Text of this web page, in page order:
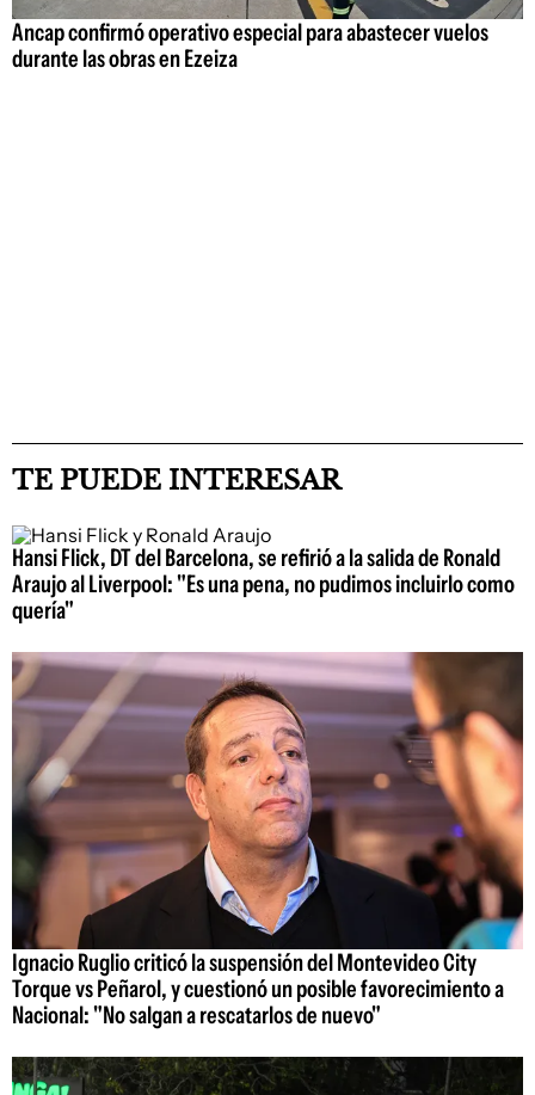
Ancap confirmó operativo especial para abastecer vuelos
durante las obras en Ezeiza
TE PUEDE INTERESAR
Hansi Flick, DT del Barcelona, se refirió a la salida de Ronald
Araujo al Liverpool: "Es una pena, no pudimos incluirlo como
quería"
Ignacio Ruglio criticó la suspensión del Montevideo City
Torque vs Peñarol, y cuestionó un posible favorecimiento a
Nacional: "No salgan a rescatarlos de nuevo"